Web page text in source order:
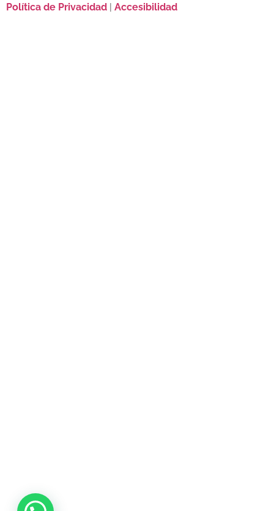
Política de Privacidad | Accesibilidad